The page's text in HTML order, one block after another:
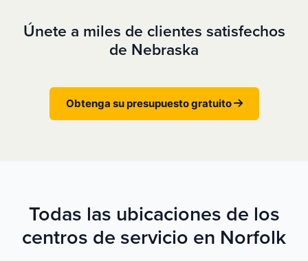
Únete a miles de clientes satisfechos
de Nebraska
Obtenga su presupuesto gratuito
Todas las ubicaciones de los
centros de servicio en Norfolk